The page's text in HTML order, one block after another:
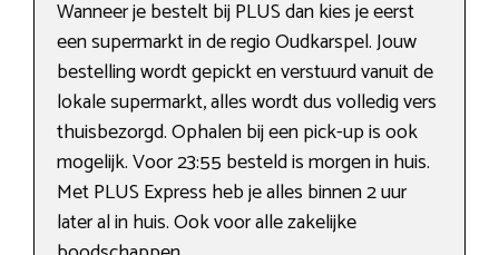
Wanneer je bestelt bij PLUS dan kies je eerst
een supermarkt in de regio Oudkarspel. Jouw
bestelling wordt gepickt en verstuurd vanuit de
lokale supermarkt, alles wordt dus volledig vers
thuisbezorgd. Ophalen bij een pick-up is ook
mogelijk. Voor 23:55 besteld is morgen in huis.
Met PLUS Express heb je alles binnen 2 uur
later al in huis. Ook voor alle zakelijke